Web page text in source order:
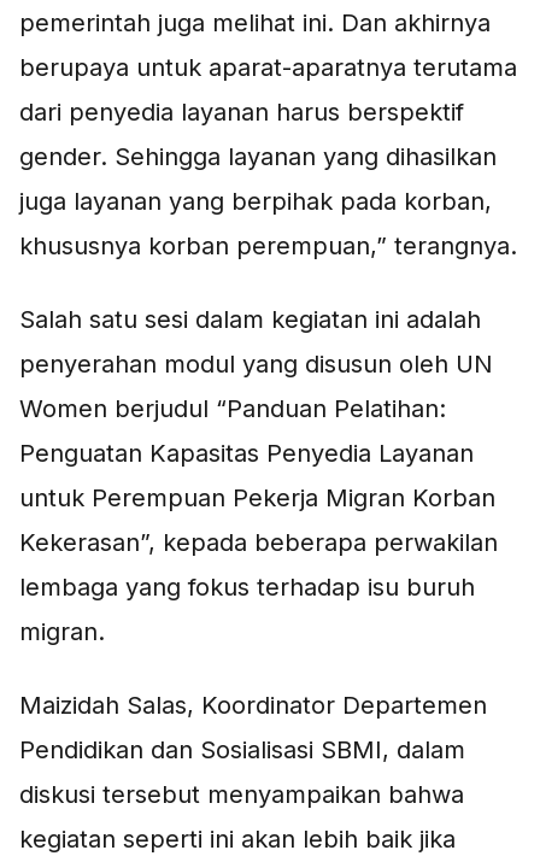
pemerintah juga melihat ini. Dan akhirnya
berupaya untuk aparat-aparatnya terutama
dari penyedia layanan harus berspektif
gender. Sehingga layanan yang dihasilkan
juga layanan yang berpihak pada korban,
khususnya korban perempuan,” terangnya.
Salah satu sesi dalam kegiatan ini adalah
penyerahan modul yang disusun oleh UN
Women berjudul “Panduan Pelatihan:
Penguatan Kapasitas Penyedia Layanan
untuk Perempuan Pekerja Migran Korban
Kekerasan”, kepada beberapa perwakilan
lembaga yang fokus terhadap isu buruh
migran.
Maizidah Salas, Koordinator Departemen
Pendidikan dan Sosialisasi SBMI, dalam
diskusi tersebut menyampaikan bahwa
kegiatan seperti ini akan lebih baik jika